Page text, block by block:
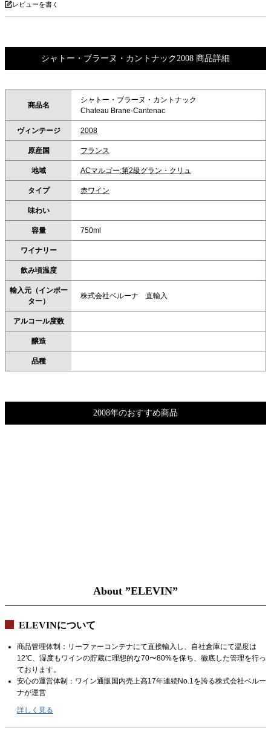
レビューを書く
シャトー・ブラーヌ・カントナック2008 商品詳細
商品名
シャトー・ブラーヌ・カントナック
Chateau Brane-Cantenac
ヴィンテージ 2008
原産国 フランス
地域 ACマルゴー:第2級グラン・クリュ
タイプ 赤ワイン
味わい
容量 750ml
ワイナリー
飲み頃温度
輸入元（インポー
ター）
株式会社ベルーナ 直輸入
アルコール度数
醸造
品種
2008年のおすすめ商品
About ”ELEVIN”
ELEVINについて
商品管理体制：リーファーコンテナにて直接輸入し、自社倉庫にて温度は
12℃、湿度もワインの貯蔵に理想的な70〜80%を保ち、徹底した管理を行っ
ております。
安心の運営体制：ワイン通販国内売上高17年連続No.1を誇る株式会社ベルー
ナが運営
詳しく見る